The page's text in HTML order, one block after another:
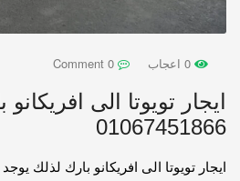
ايجار تويوتا الى افريكانو
01067451866
ايجار تويوتا الى افريكانو بارك لذلك